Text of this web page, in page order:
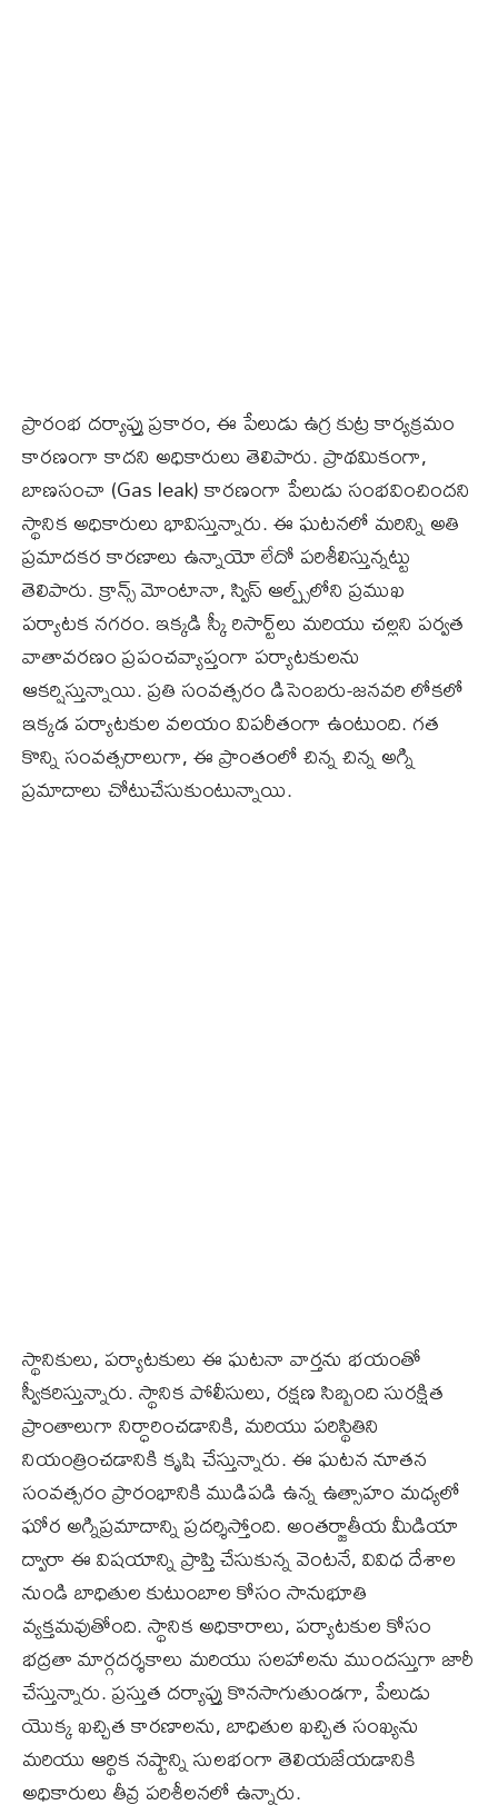
ప్రారంభ దర్యాప్తు ప్రకారం, ఈ పేలుడు ఉగ్ర కుట్ర కార్యక్రమం
కారణంగా కాదని అధికారులు తెలిపారు. ప్రాథమికంగా,
బాణసంచా (Gas leak) కారణంగా పేలుడు సంభవించిందని
స్థానిక అధికారులు భావిస్తున్నారు. ఈ ఘటనలో మరిన్ని అతి
ప్రమాదకర కారణాలు ఉన్నాయో లేదో పరిశీలిస్తున్నట్టు
తెలిపారు. క్రాన్స్‌ మోంటానా, స్విస్‌ ఆల్ప్స్‌లోని ప్రముఖ
పర్యాటక నగరం. ఇక్కడి స్కీ రిసార్ట్‌లు మరియు చల్లని పర్వత
వాతావరణం ప్రపంచవ్యాప్తంగా పర్యాటకులను
ఆకర్షిస్తున్నాయి. ప్రతి సంవత్సరం డిసెంబరు-జనవరి లోకలో
ఇక్కడ పర్యాటకుల వలయం విపరీతంగా ఉంటుంది. గత
కొన్ని సంవత్సరాలుగా, ఈ ప్రాంతంలో చిన్న చిన్న అగ్ని
ప్రమాదాలు చోటుచేసుకుంటున్నాయి.
స్థానికులు, పర్యాటకులు ఈ ఘటనా వార్తను భయంతో
స్వీకరిస్తున్నారు. స్థానిక పోలీసులు, రక్షణ సిబ్బంది సురక్షిత
ప్రాంతాలుగా నిర్ధారించడానికి, మరియు పరిస్థితిని
నియంత్రించడానికి కృషి చేస్తున్నారు. ఈ ఘటన నూతన
సంవత్సరం ప్రారంభానికి ముడిపడి ఉన్న ఉత్సాహం మధ్యలో
ఘోర అగ్నిప్రమాదాన్ని ప్రదర్శిస్తోంది. అంతర్జాతీయ మీడియా
ద్వారా ఈ విషయాన్ని ప్రాప్తి చేసుకున్న వెంటనే, వివిధ దేశాల
నుండి బాధితుల కుటుంబాల కోసం సానుభూతి
వ్యక్తమవుతోంది. స్థానిక అధికారాలు, పర్యాటకుల కోసం
భద్రతా మార్గదర్శకాలు మరియు సలహాలను ముందస్తుగా జారీ
చేస్తున్నారు. ప్రస్తుత దర్యాప్తు కొనసాగుతుండగా, పేలుడు
యొక్క ఖచ్చిత కారణాలను, బాధితుల ఖచ్చిత సంఖ్యను
మరియు ఆర్థిక నష్టాన్ని సులభంగా తెలియజేయడానికి
అధికారులు తీవ్ర పరిశీలనలో ఉన్నారు.